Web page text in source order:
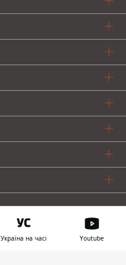
Україна на часі Youtube